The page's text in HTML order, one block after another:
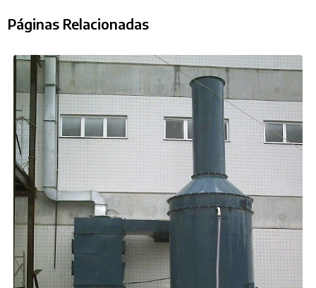
Páginas Relacionadas